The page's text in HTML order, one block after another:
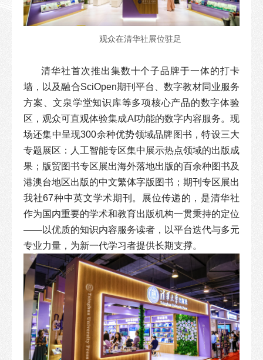
观众在清华社展位驻足
清华社首次推出集数十个子品牌于一体的打卡
墙，以及融合SciOpen期刊平台、数字教材同业服务
方案、文泉学堂知识库等多项核心产品的数字体验
区，观众可直观体验集成AI功能的数字内容服务。现
场还集中呈现300余种优势领域品牌图书，特设三大
专题展区：人工智能专区集中展示热点领域的出版成
果；版贸图书专区展出海外落地出版的百余种图书及
港澳台地区出版的中文繁体字版图书；期刊专区展出
我社67种中英文学术期刊。展位传递的，是清华社
作为国内重要的学术和教育出版机构一贯秉持的定位
——以优质的知识内容服务读者，以平台迭代与多元
专业力量，为新一代学习者提供长期支撑。